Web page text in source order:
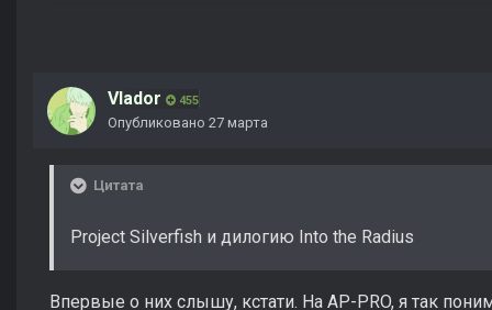
Vlador 455
Опубликовано 27 марта
Цитата
Project Silverfish и дилогию Into the Radius
Впервые о них слышу, кстати. На AP-PRO, я так